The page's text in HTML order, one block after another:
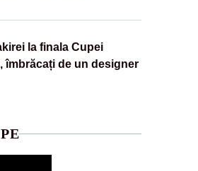
la finala Cupei
îmbrăcați de un designer